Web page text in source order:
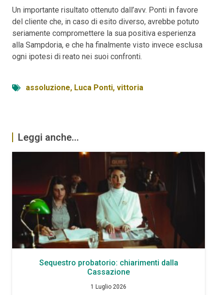
Un importante risultato ottenuto dall’avv. Ponti in favore
del cliente che, in caso di esito diverso, avrebbe potuto
seriamente compromettere la sua positiva esperienza
alla Sampdoria, e che ha finalmente visto invece esclusa
ogni ipotesi di reato nei suoi confronti.
assoluzione, Luca Ponti, vittoria
Leggi anche...
Sequestro probatorio: chiarimenti dalla
Cassazione
1 Luglio 2026